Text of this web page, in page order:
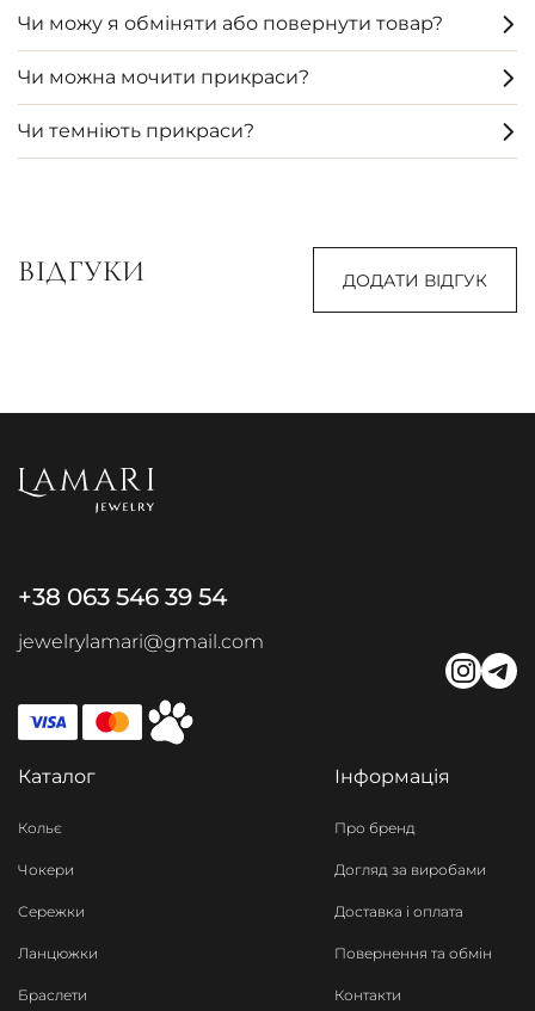
Чи можу я обміняти або повернути товар?
Чи можна мочити прикраси?
Чи темніють прикраси?
ВІДГУКИ ДОДАТИ ВІДГУК
+38 063 546 39 54
jewelrylamari@gmail.com
Каталог
Кольє
Чокери
Сережки
Ланцюжки
Браслети
Інформація
Про бренд
Догляд за виробами
Доставка і оплата
Повернення та обмін
Контакти